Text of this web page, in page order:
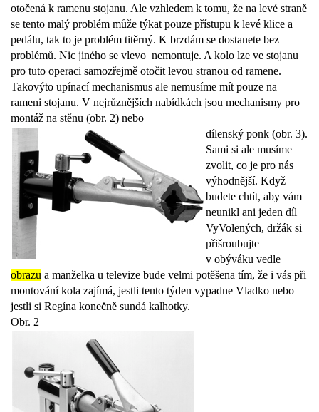
otočená k ramenu stojanu. Ale vzhledem k tomu, že na levé straně
se tento malý problém může týkat pouze přístupu k levé klice a
pedálu, tak to je problém titěrný. K brzdám se dostanete bez
problémů. Nic jiného se vlevo nemontuje. A kolo lze ve stojanu
pro tuto operaci samozřejmě otočit levou stranou od ramene.
Takovýto upínací mechanismus ale nemusíme mít pouze na
rameni stojanu. V nejrůznějších nabídkách jsou mechanismy pro
montáž na stěnu (obr. 2) nebo
dílenský ponk (obr. 3).
Sami si ale musíme
zvolit, co je pro nás
výhodnější. Když
budete chtít, aby vám
neunikl ani jeden díl
VyVolených, držák si
přišroubujte
v obýváku vedle
obrazu a manželka u televize bude velmi potěšena tím, že i vás při
montování kola zajímá, jestli tento týden vypadne Vladko nebo
jestli si Regína konečně sundá kalhotky.
Obr. 2